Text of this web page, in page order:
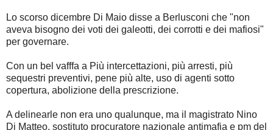
Lo scorso dicembre Di Maio disse a Berlusconi che "non
aveva bisogno dei voti dei galeotti, dei corrotti e dei mafiosi"
per governare.
Con un bel vafffa a Più intercettazioni, più arresti, più
sequestri preventivi, pene più alte, uso di agenti sotto
copertura, abolizione della prescrizione.
A delinearle non era uno qualunque, ma il magistrato Nino
Di Matteo, sostituto procuratore nazionale antimafia e pm del